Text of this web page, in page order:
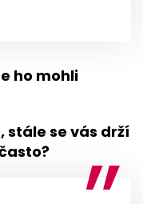
ho mohli
stále se vás drží